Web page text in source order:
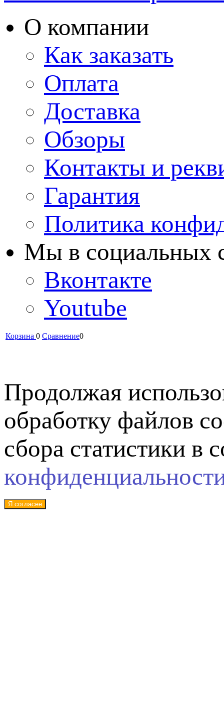
О компании
Как заказать
Оплата
Доставка
Обзоры
Контакты и
Гарантия
Политика
Мы в cоциальных
Вконтакте
Youtube
Корзина 0 Сравнение0
Продолжая
обработку файлов
сбора статистики в
Я согласен